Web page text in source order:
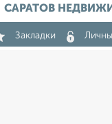
САРАТОВ
Закладки